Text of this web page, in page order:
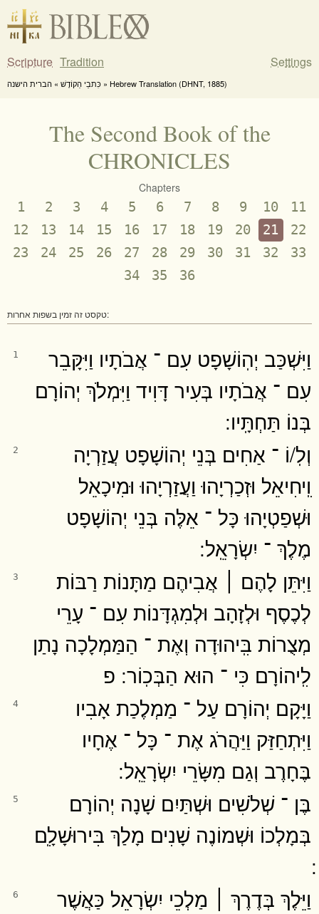
Scripture Tradition Settings
כִּתבֵי הַקוֹדֶשׁ » הברית הישנה » Hebrew Translation (DHNT, 1885)
The Second Book of the
CHRONICLES
Chapters
1 2 3 4 5 6 7 8 9 10
11
12
13 14 15 16 17 18 19 20 21
22
23
24 25 26 27 28 29 30 31 32
33
34
35 36
טקסט זה זמין בשפות אחרות:
1
וַיִּשְׁכַּב יְהֽוֹשָׁפָט עִם ־ אֲבֹתָיו וַיִּקָּבֵר
עִם ־ אֲבֹתָיו בְּעִיר דָּוִיד וַיִּמְלֹךְ יְהוֹרָם
בְּנוֹ תַּחְתָּֽיו ׃
2
וְלֽ/וֹ ־ אַחִים בְּנֵי יְהוֹשָׁפָט עֲזַרְיָה
וִֽיחִיאֵל וּזְכַרְיָהוּ וַעֲזַרְיָהוּ וּמִיכָאֵל
וּשְׁפַטְיָהוּ כָּל ־ אֵלֶּה בְּנֵי יְהוֹשָׁפָט
מֶלֶךְ ־ יִשְׂרָאֵֽל ׃
3
וַיִּתֵּן לָהֶם ׀ אֲבִיהֶם מַתָּנוֹת רַבּוֹת
לְכֶסֶף וּלְזָהָב וּלְמִגְדָּנוֹת עִם ־ עָרֵי
מְצֻרוֹת בִּֽיהוּדָה וְאֶת ־ הַמַּמְלָכָה נָתַן
לִֽיהוֹרָם כִּי ־ הוּא הַבְּכֽוֹר ׃ פ
4
וַיָּקָם יְהוֹרָם עַל ־ מַמְלֶכַת אָבִיו
וַיִּתְחַזַּק וַיַּהֲרֹג אֶת ־ כָּל ־ אֶחָיו
בֶּחָרֶב וְגַם מִשָּׂרֵי יִשְׂרָאֵֽל ׃
5
בֶּן ־ שְׁלֹשִׁים וּשְׁתַּיִם שָׁנָה יְהוֹרָם
בְּמָלְכוֹ וּשְׁמוֹנֶה שָׁנִים מָלַךְ בִּירוּשָׁלִָֽם
6
וַיֵּלֶךְ בְּדֶרֶךְ ׀ מַלְכֵי יִשְׂרָאֵל כַּאֲשֶׁר